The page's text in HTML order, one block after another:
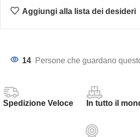
Aggiungi alla lista dei desideri
14 Persone che guardano
Spedizione Veloce In tutto il